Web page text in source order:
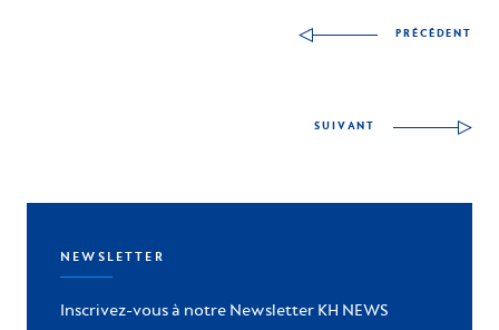
PRÉCÉDENT
SUIVANT
NEWSLETTER
Inscrivez-vous à notre Newsletter KH NEWS